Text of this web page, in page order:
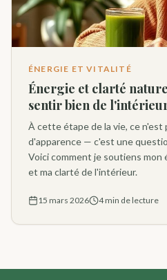
ÉNERGIE ET VITALITÉ
Énergie et clarté
sentir bien de
À cette étape de la vie, ce n'est
d'apparence — c'est une
Voici comment je soutiens mon
et ma clarté de l'intérieur.
15 mars 2026 4 min de lecture